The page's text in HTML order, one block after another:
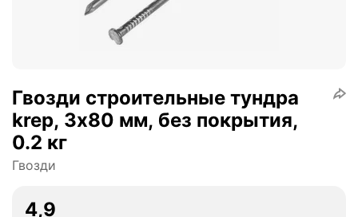
Гвозди строительные тундра
krep, 3х80 мм, без покрытия,
0.2 кг
Гвозди
4,9